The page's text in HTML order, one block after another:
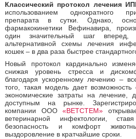
Классический протокол лечения
использованием однократного
препарата в сутки. Однако,
фармакокинетики Вефинавира,
один значительный шаг вперед,
альтернативной схемы лечения
кошек – в два раза быстрее
Новый протокол кардинально
снижая уровень стресса и
благодаря ускоренному лечению –
того, такая модель дает возможность
экономические затраты на лечение,
доступным на рынке.
компании ООО«ВЕТСТЕМ»
ветеринарной инфектологии,
безопасность и комфорт
выздоровление в кратчайшие сроки.